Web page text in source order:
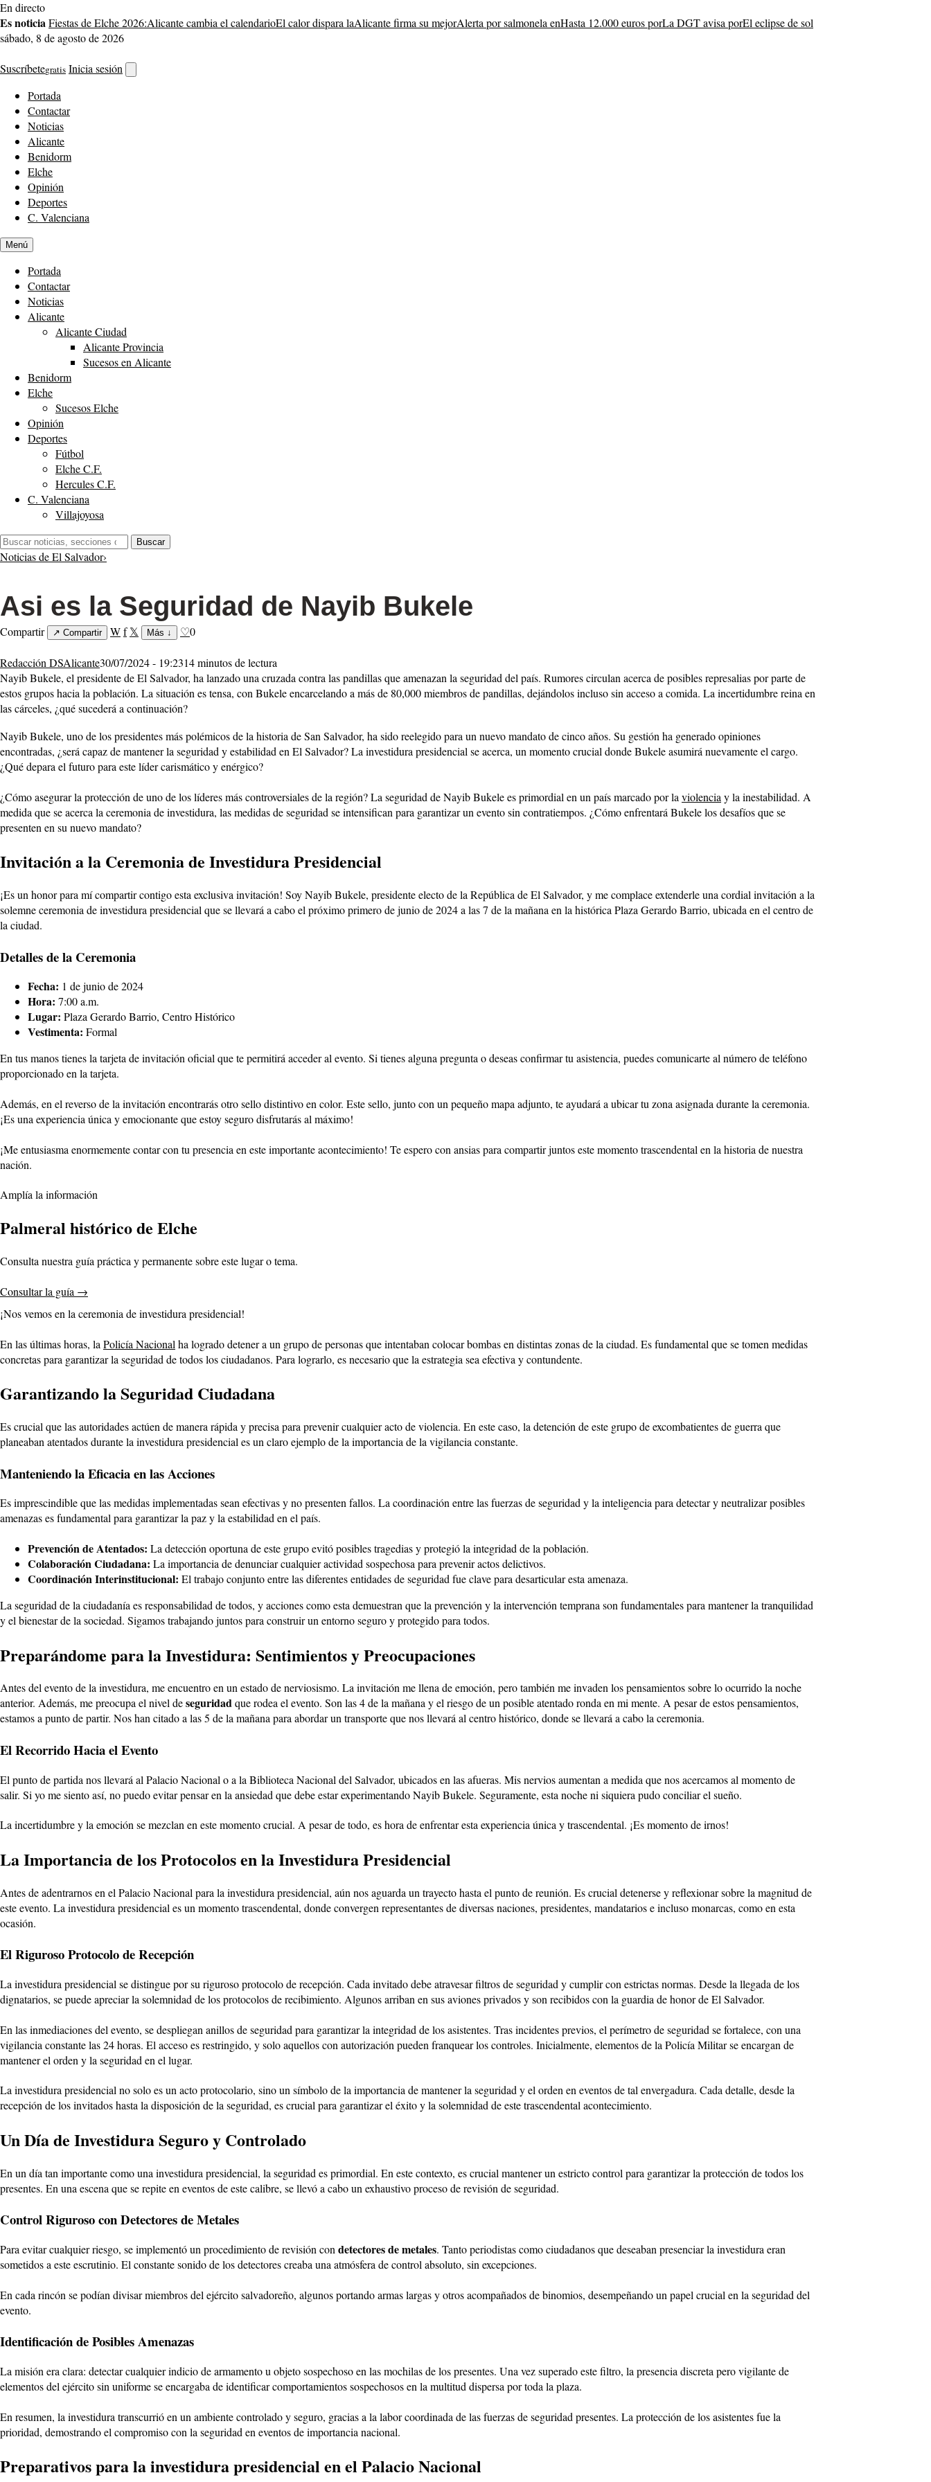
Saltar
al
contenido
En directo
Es noticiaFiestas de Elche 2026:Alicante cambia el calendarioEl calor dispara laAlicante firma su mejorAlerta por salmonela enHasta 12.000 euros porLa DGT avisa porEl eclipse de sol
sábado, 8 de agosto de 2026
Suscríbetegratis Inicia sesión
buscador
Portada
Contactar
Noticias
Alicante
Benidorm
Elche
Opinión
Deportes
C. Valenciana
Menú
Portada
Contactar
Noticias
Alicante
Alicante Ciudad
Alicante Provincia
Sucesos en Alicante
Benidorm
Elche
Sucesos Elche
Opinión
Deportes
Fútbol
Elche C.F.
Hercules C.F.
C. Valenciana
Villajoyosa
Buscar:
Buscar
Noticias de El Salvador›
Asi es la Seguridad de Nayib Bukele
Compartir ↗ Compartir Wf 𝕏 Más ↓ ♡0
Redacción DSAlicante30/07/2024 - 19:2314 minutos de lectura
Nayib Bukele, el presidente de El Salvador, ha lanzado una cruzada contra las pandillas que amenazan la seguridad del país. Rumores circulan acerca de posibles represalias por parte de
estos grupos hacia la población. La situación es tensa, con Bukele encarcelando a más de 80,000 miembros de pandillas, dejándolos incluso sin acceso a comida. La incertidumbre reina en
las cárceles, ¿qué sucederá a continuación?
Nayib Bukele, uno de los presidentes más polémicos de la historia de San Salvador, ha sido reelegido para un nuevo mandato de cinco años. Su gestión ha generado opiniones
encontradas, ¿será capaz de mantener la seguridad y estabilidad en El Salvador? La investidura presidencial se acerca, un momento crucial donde Bukele asumirá nuevamente el cargo.
¿Qué depara el futuro para este líder carismático y enérgico?
¿Cómo asegurar la protección de uno de los líderes más controversiales de la región? La seguridad de Nayib Bukele es primordial en un país marcado por la violencia y la inestabilidad. A
medida que se acerca la ceremonia de investidura, las medidas de seguridad se intensifican para garantizar un evento sin contratiempos. ¿Cómo enfrentará Bukele los desafíos que se
presenten en su nuevo mandato?
Invitación a la Ceremonia de Investidura Presidencial
¡Es un honor para mí compartir contigo esta exclusiva invitación! Soy Nayib Bukele, presidente electo de la República de El Salvador, y me complace extenderle una cordial invitación a la
solemne ceremonia de investidura presidencial que se llevará a cabo el próximo primero de junio de 2024 a las 7 de la mañana en la histórica Plaza Gerardo Barrio, ubicada en el centro de
la ciudad.
Detalles de la Ceremonia
Fecha: 1 de junio de 2024
Hora: 7:00 a.m.
Lugar: Plaza Gerardo Barrio, Centro Histórico
Vestimenta: Formal
En tus manos tienes la tarjeta de invitación oficial que te permitirá acceder al evento. Si tienes alguna pregunta o deseas confirmar tu asistencia, puedes comunicarte al número de teléfono
proporcionado en la tarjeta.
Además, en el reverso de la invitación encontrarás otro sello distintivo en color. Este sello, junto con un pequeño mapa adjunto, te ayudará a ubicar tu zona asignada durante la ceremonia.
¡Es una experiencia única y emocionante que estoy seguro disfrutarás al máximo!
¡Me entusiasma enormemente contar con tu presencia en este importante acontecimiento! Te espero con ansias para compartir juntos este momento trascendental en la historia de nuestra
nación.
Amplía la información
Palmeral histórico de Elche
Consulta nuestra guía práctica y permanente sobre este lugar o tema.
Consultar la guía →
¡Nos vemos en la ceremonia de investidura presidencial!
En las últimas horas, la Policía Nacional ha logrado detener a un grupo de personas que intentaban colocar bombas en distintas zonas de la ciudad. Es fundamental que se tomen medidas
concretas para garantizar la seguridad de todos los ciudadanos. Para lograrlo, es necesario que la estrategia sea efectiva y contundente.
Garantizando la Seguridad Ciudadana
Es crucial que las autoridades actúen de manera rápida y precisa para prevenir cualquier acto de violencia. En este caso, la detención de este grupo de excombatientes de guerra que
planeaban atentados durante la investidura presidencial es un claro ejemplo de la importancia de la vigilancia constante.
Manteniendo la Eficacia en las Acciones
Es imprescindible que las medidas implementadas sean efectivas y no presenten fallos. La coordinación entre las fuerzas de seguridad y la inteligencia para detectar y neutralizar posibles
amenazas es fundamental para garantizar la paz y la estabilidad en el país.
Prevención de Atentados: La detección oportuna de este grupo evitó posibles tragedias y protegió la integridad de la población.
Colaboración Ciudadana: La importancia de denunciar cualquier actividad sospechosa para prevenir actos delictivos.
Coordinación Interinstitucional: El trabajo conjunto entre las diferentes entidades de seguridad fue clave para desarticular esta amenaza.
La seguridad de la ciudadanía es responsabilidad de todos, y acciones como esta demuestran que la prevención y la intervención temprana son fundamentales para mantener la tranquilidad
y el bienestar de la sociedad. Sigamos trabajando juntos para construir un entorno seguro y protegido para todos.
Preparándome para la Investidura: Sentimientos y Preocupaciones
Antes del evento de la investidura, me encuentro en un estado de nerviosismo. La invitación me llena de emoción, pero también me invaden los pensamientos sobre lo ocurrido la noche
anterior. Además, me preocupa el nivel deseguridadque rodea el evento. Son las 4 de la mañana y el riesgo de un posible atentado ronda en mi mente. A pesar de estos pensamientos,
estamos a punto de partir. Nos han citado a las 5 de la mañana para abordar un transporte que nos llevará al centro histórico, donde se llevará a cabo la ceremonia.
El Recorrido Hacia el Evento
El punto de partida nos llevará al Palacio Nacional o a la Biblioteca Nacional del Salvador, ubicados en las afueras. Mis nervios aumentan a medida que nos acercamos al momento de
salir. Si yo me siento así, no puedo evitar pensar en la ansiedad que debe estar experimentando Nayib Bukele. Seguramente, esta noche ni siquiera pudo conciliar el sueño.
La incertidumbre y la emoción se mezclan en este momento crucial. A pesar de todo, es hora de enfrentar esta experiencia única y trascendental. ¡Es momento de irnos!
La Importancia de los Protocolos en la Investidura Presidencial
Antes de adentrarnos en el Palacio Nacional para la investidura presidencial, aún nos aguarda un trayecto hasta el punto de reunión. Es crucial detenerse y reflexionar sobre la magnitud de
este evento. La investidura presidencial es un momento trascendental, donde convergen representantes de diversas naciones, presidentes, mandatarios e incluso monarcas, como en esta
ocasión.
El Riguroso Protocolo de Recepción
La investidura presidencial se distingue por su riguroso protocolo de recepción. Cada invitado debe atravesar filtros de seguridad y cumplir con estrictas normas. Desde la llegada de los
dignatarios, se puede apreciar la solemnidad de los protocolos de recibimiento. Algunos arriban en sus aviones privados y son recibidos con la guardia de honor de El Salvador.
En las inmediaciones del evento, se despliegan anillos de seguridad para garantizar la integridad de los asistentes. Tras incidentes previos, el perímetro de seguridad se fortalece, con una
vigilancia constante las 24 horas. El acceso es restringido, y solo aquellos con autorización pueden franquear los controles. Inicialmente, elementos de la Policía Militar se encargan de
mantener el orden y la seguridad en el lugar.
La investidura presidencial no solo es un acto protocolario, sino un símbolo de la importancia de mantener la seguridad y el orden en eventos de tal envergadura. Cada detalle, desde la
recepción de los invitados hasta la disposición de la seguridad, es crucial para garantizar el éxito y la solemnidad de este trascendental acontecimiento.
Un Día de Investidura Seguro y Controlado
En un día tan importante como una investidura presidencial, la seguridad es primordial. En este contexto, es crucial mantener un estricto control para garantizar la protección de todos los
presentes. En una escena que se repite en eventos de este calibre, se llevó a cabo un exhaustivo proceso de revisión de seguridad.
Control Riguroso con Detectores de Metales
Para evitar cualquier riesgo, se implementó un procedimiento de revisión con detectores de metales. Tanto periodistas como ciudadanos que deseaban presenciar la investidura eran
sometidos a este escrutinio. El constante sonido de los detectores creaba una atmósfera de control absoluto, sin excepciones.
En cada rincón se podían divisar miembros del ejército salvadoreño, algunos portando armas largas y otros acompañados de binomios, desempeñando un papel crucial en la seguridad del
evento.
Identificación de Posibles Amenazas
La misión era clara: detectar cualquier indicio de armamento u objeto sospechoso en las mochilas de los presentes. Una vez superado este filtro, la presencia discreta pero vigilante de
elementos del ejército sin uniforme se encargaba de identificar comportamientos sospechosos en la multitud dispersa por toda la plaza.
En resumen, la investidura transcurrió en un ambiente controlado y seguro, gracias a la labor coordinada de las fuerzas de seguridad presentes. La protección de los asistentes fue la
prioridad, demostrando el compromiso con la seguridad en eventos de importancia nacional.
Preparativos para la investidura presidencial en el Palacio Nacional